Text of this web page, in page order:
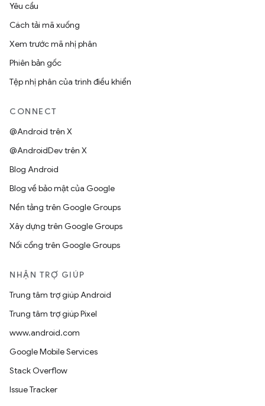
Yêu cầu
Cách tải mã xuống
Xem trước mã nhị phân
Phiên bản gốc
Tệp nhị phân của trình điều khiển
CONNECT
@Android trên X
@AndroidDev trên X
Blog Android
Blog về bảo mật của Google
Nền tảng trên Google Groups
Xây dựng trên Google Groups
Nối cổng trên Google Groups
NHẬN TRỢ GIÚP
Trung tâm trợ giúp Android
Trung tâm trợ giúp Pixel
www.android.com
Google Mobile Services
Stack Overflow
Issue Tracker